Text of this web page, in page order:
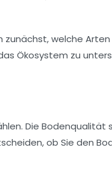
welche
Ökosystem zu
Die Bodenqualität
ob Sie den